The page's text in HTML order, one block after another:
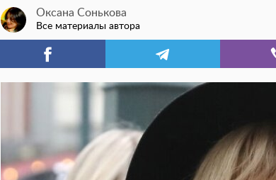
Оксана Сонькова
Все материалы автора